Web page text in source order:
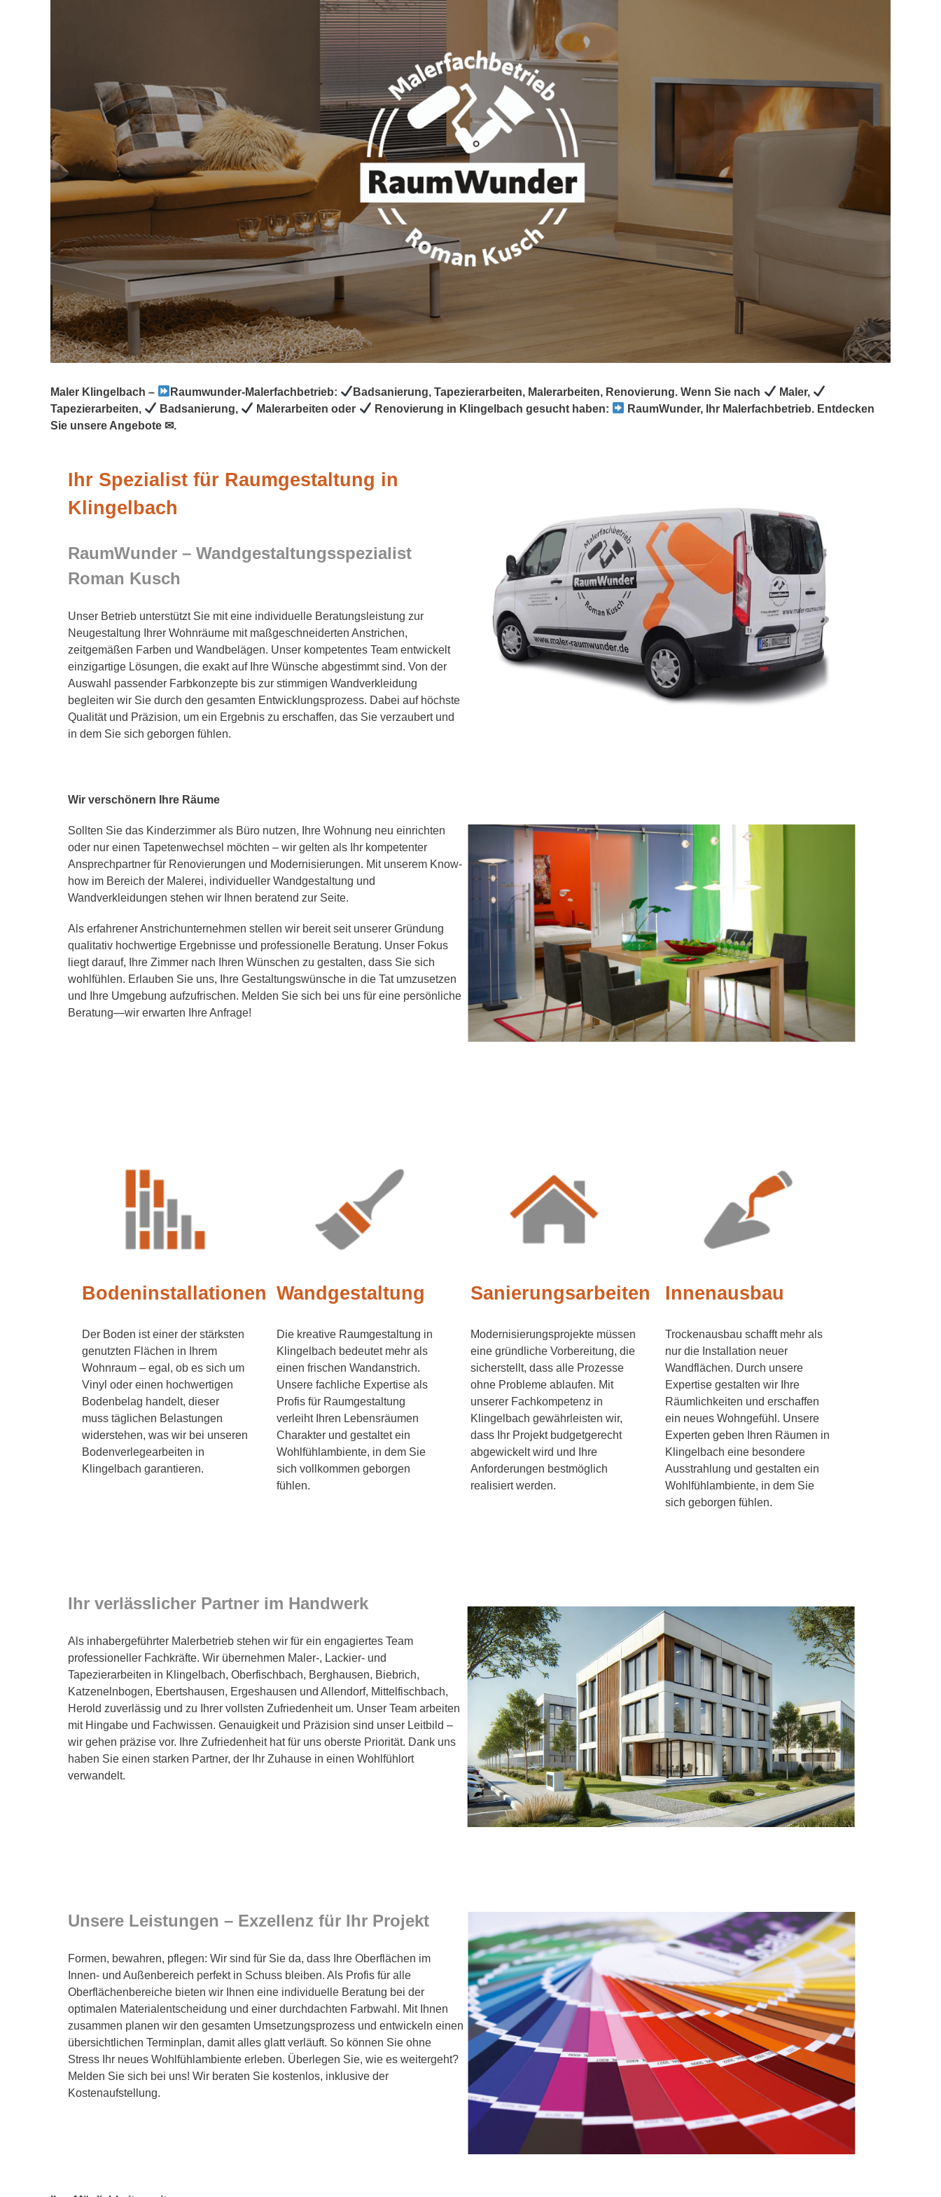
Maler Klingelbach – Raumwunder-Malerfachbetrieb: Badsanierung, Tapezierarbeiten, Malerarbeiten, Renovierung. Wenn Sie nach
Maler,
Tapezierarbeiten,
Badsanierung, Malerarbeiten oder Renovierung in Klingelbach gesucht haben:
RaumWunder, Ihr Malerfachbetrieb. Entdecken
Sie unsere Angebote ✉.
Ihr Spezialist für Raumgestaltung in
Klingelbach
RaumWunder – Wandgestaltungsspezialist
Roman Kusch
Unser Betrieb unterstützt Sie mit eine individuelle Beratungsleistung zur
Neugestaltung Ihrer Wohnräume mit maßgeschneiderten Anstrichen,
zeitgemäßen Farben und Wandbelägen. Unser kompetentes Team entwickelt
einzigartige Lösungen, die exakt auf Ihre Wünsche abgestimmt sind. Von der
Auswahl passender Farbkonzepte bis zur stimmigen Wandverkleidung
begleiten wir Sie durch den gesamten Entwicklungsprozess. Dabei auf höchste
Qualität und Präzision, um ein Ergebnis zu erschaffen, das Sie verzaubert und
in dem Sie sich geborgen fühlen.
Wir verschönern Ihre Räume
Sollten Sie das Kinderzimmer als Büro nutzen, Ihre Wohnung neu einrichten
oder nur einen Tapetenwechsel möchten – wir gelten als Ihr kompetenter
Ansprechpartner für Renovierungen und Modernisierungen. Mit unserem Know-
how im Bereich der Malerei, individueller Wandgestaltung und
Wandverkleidungen stehen wir Ihnen beratend zur Seite.
Als erfahrener Anstrichunternehmen stellen wir bereit seit unserer Gründung
qualitativ hochwertige Ergebnisse und professionelle Beratung. Unser Fokus
liegt darauf, Ihre Zimmer nach Ihren Wünschen zu gestalten, dass Sie sich
wohlfühlen. Erlauben Sie uns, Ihre Gestaltungswünsche in die Tat umzusetzen
und Ihre Umgebung aufzufrischen. Melden Sie sich bei uns für eine persönliche
Beratung—wir erwarten Ihre Anfrage!
Bodeninstallationen
Der Boden ist einer der stärksten
genutzten Flächen in Ihrem
Wohnraum – egal, ob es sich um
Vinyl oder einen hochwertigen
Bodenbelag handelt, dieser
muss täglichen Belastungen
widerstehen, was wir bei unseren
Bodenverlegearbeiten in
Klingelbach garantieren.
Wandgestaltung
Die kreative Raumgestaltung in
Klingelbach bedeutet mehr als
einen frischen Wandanstrich.
Unsere fachliche Expertise als
Profis für Raumgestaltung
verleiht Ihren Lebensräumen
Charakter und gestaltet ein
Wohlfühlambiente, in dem Sie
sich vollkommen geborgen
fühlen.
Sanierungsarbeiten
Modernisierungsprojekte müssen
eine gründliche Vorbereitung, die
sicherstellt, dass alle Prozesse
ohne Probleme ablaufen. Mit
unserer Fachkompetenz in
Klingelbach gewährleisten wir,
dass Ihr Projekt budgetgerecht
abgewickelt wird und Ihre
Anforderungen bestmöglich
realisiert werden.
Innenausbau
Trockenausbau schafft mehr als
nur die Installation neuer
Wandflächen. Durch unsere
Expertise gestalten wir Ihre
Räumlichkeiten und erschaffen
ein neues Wohngefühl. Unsere
Experten geben Ihren Räumen in
Klingelbach eine besondere
Ausstrahlung und gestalten ein
Wohlfühlambiente, in dem Sie
sich geborgen fühlen.
Ihr verlässlicher Partner im Handwerk
Als inhabergeführter Malerbetrieb stehen wir für ein engagiertes Team
professioneller Fachkräfte. Wir übernehmen Maler-, Lackier- und
Tapezierarbeiten in Klingelbach, Oberfischbach, Berghausen, Biebrich,
Katzenelnbogen, Ebertshausen, Ergeshausen und Allendorf, Mittelfischbach,
Herold zuverlässig und zu Ihrer vollsten Zufriedenheit um. Unser Team arbeiten
mit Hingabe und Fachwissen. Genauigkeit und Präzision sind unser Leitbild –
wir gehen präzise vor. Ihre Zufriedenheit hat für uns oberste Priorität. Dank uns
haben Sie einen starken Partner, der Ihr Zuhause in einen Wohlfühlort
verwandelt.
Unsere Leistungen – Exzellenz für Ihr Projekt
Formen, bewahren, pflegen: Wir sind für Sie da, dass Ihre Oberflächen im
Innen- und Außenbereich perfekt in Schuss bleiben. Als Profis für alle
Oberflächenbereiche bieten wir Ihnen eine individuelle Beratung bei der
optimalen Materialentscheidung und einer durchdachten Farbwahl. Mit Ihnen
zusammen planen wir den gesamten Umsetzungsprozess und entwickeln einen
übersichtlichen Terminplan, damit alles glatt verläuft. So können Sie ohne
Stress Ihr neues Wohlfühlambiente erleben. Überlegen Sie, wie es weitergeht?
Melden Sie sich bei uns! Wir beraten Sie kostenlos, inklusive der
Kostenaufstellung.